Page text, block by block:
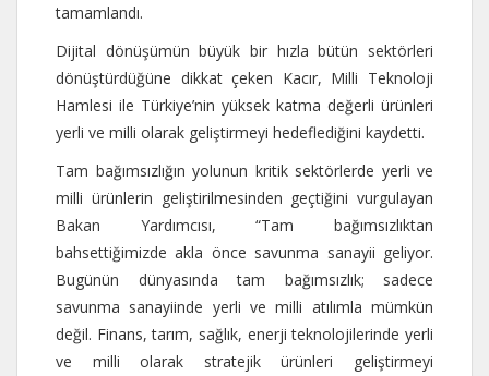
tamamlandı.
Dijital dönüşümün büyük bir hızla bütün sektörleri
dönüştürdüğüne dikkat çeken Kacır, Milli Teknoloji
Hamlesi ile Türkiye’nin yüksek katma değerli ürünleri
yerli ve milli olarak geliştirmeyi hedeflediğini kaydetti.
Tam bağımsızlığın yolunun kritik sektörlerde yerli ve
milli ürünlerin geliştirilmesinden geçtiğini vurgulayan
Bakan Yardımcısı, “Tam bağımsızlıktan
bahsettiğimizde akla önce savunma sanayii geliyor.
Bugünün dünyasında tam bağımsızlık; sadece
savunma sanayiinde yerli ve milli atılımla mümkün
değil. Finans, tarım, sağlık, enerji teknolojilerinde yerli
ve milli olarak stratejik ürünleri geliştirmeyi